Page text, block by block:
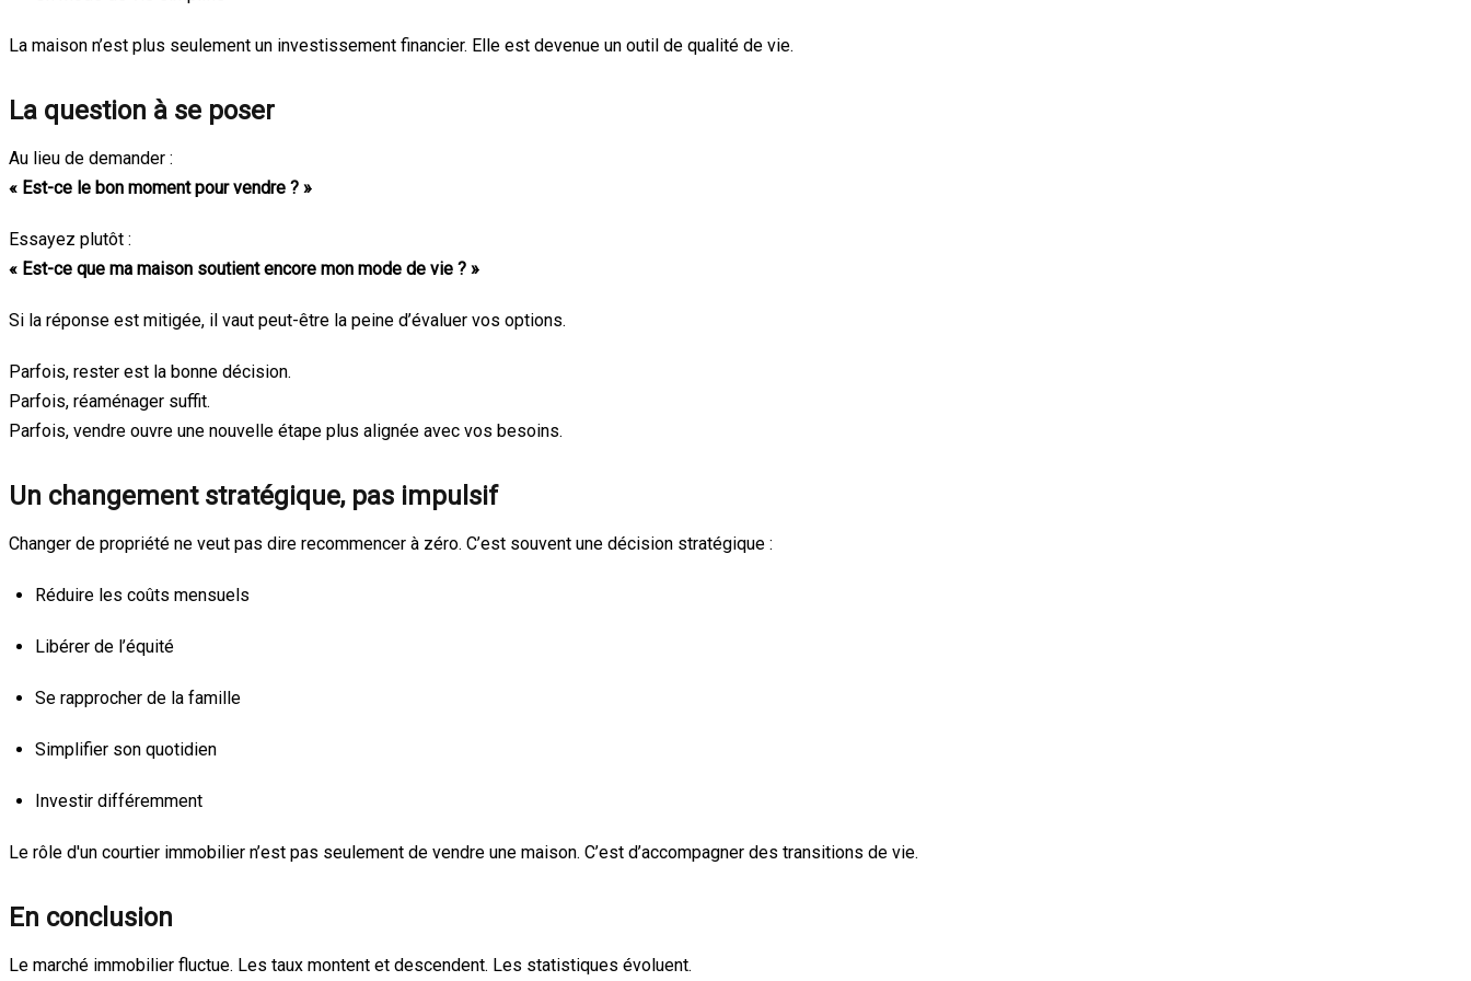
La maison n’est plus seulement un investissement financier. Elle est devenue un outil de qualité de vie.
La question à se poser
Au lieu de demander :
« Est-ce le bon moment pour vendre ? »
Essayez plutôt :
« Est-ce que ma maison soutient encore mon mode de vie ? »
Si la réponse est mitigée, il vaut peut-être la peine d’évaluer vos options.
Parfois, rester est la bonne décision.
Parfois, réaménager suffit.
Parfois, vendre ouvre une nouvelle étape plus alignée avec vos besoins.
Un changement stratégique, pas impulsif
Changer de propriété ne veut pas dire recommencer à zéro. C’est souvent une décision stratégique :
Réduire les coûts mensuels
Libérer de l’équité
Se rapprocher de la famille
Simplifier son quotidien
Investir différemment
Le rôle d'un courtier immobilier n’est pas seulement de vendre une maison. C’est d’accompagner des transitions de vie.
En conclusion
Le marché immobilier fluctue. Les taux montent et descendent. Les statistiques évoluent.